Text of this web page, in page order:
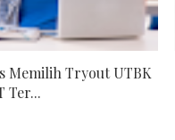
Memilih Tryout UTBK
Ter...